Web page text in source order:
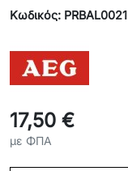
Κωδικός: PRBAL0021
17,50 €
με ΦΠΑ